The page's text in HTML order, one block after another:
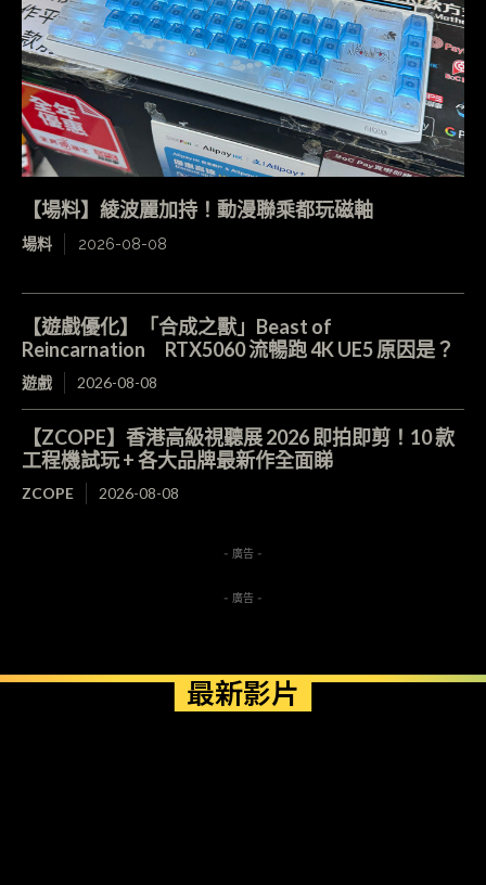
【場料】綾波麗加持！動漫聯乘都玩磁軸
場料 2026-08-08
【遊戲優化】「合成之獸」Beast of
Reincarnation RTX5060 流暢跑 4K UE5 原因是？
遊戲 2026-08-08
【ZCOPE】香港高級視聽展 2026 即拍即剪！10 款
工程機試玩 + 各大品牌最新作全面睇
ZCOPE 2026-08-08
- 廣告 -
- 廣告 -
最新影片